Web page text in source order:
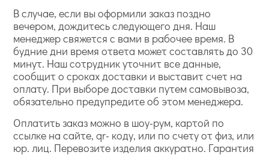
В случае, если вы оформили заказ поздно
вечером, дождитесь следующего дня. Наш
менеджер свяжется с вами в рабочее время. В
будние дни время ответа может составлять до 30
минут. Наш сотрудник уточнит все данные,
сообщит о сроках доставки и выставит счет на
оплату. При выборе доставки путем самовывоза,
обязательно предупредите об этом менеджера.
Оплатить заказ можно в шоу-рум, картой по
ссылке на сайте, qr- коду, или по счету от физ, или
юр. лиц. Перевозите изделия аккуратно. Гарантия